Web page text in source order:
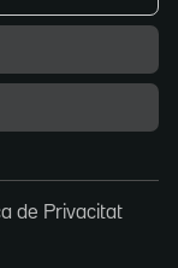
de Privacitat